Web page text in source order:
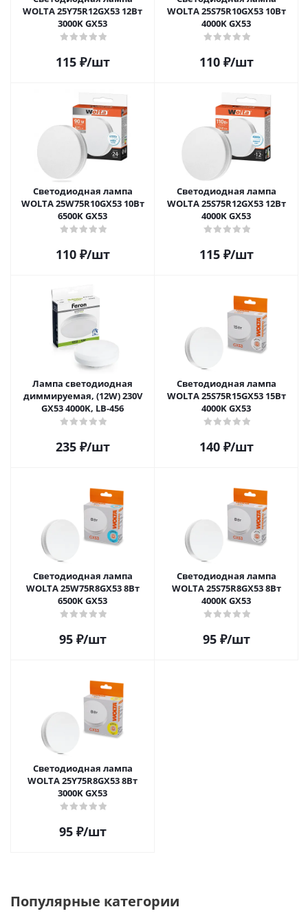
WOLTA 25Y75R12GX53 12Вт
3000K GX53
115₽/шт
WOLTA 25S75R10GX53 10Вт
4000K GX53
110₽/шт
Светодиодная лампа
WOLTA 25W75R10GX53 10Вт
6500K GX53
110₽/шт
Светодиодная лампа
WOLTA 25S75R12GX53 12Вт
4000K GX53
115₽/шт
Лампа светодиодная
диммируемая, (12W) 230V
GX53 4000K, LB-456
235₽/шт
Светодиодная лампа
WOLTA 25S75R15GX53 15Вт
4000K GX53
140₽/шт
Светодиодная лампа
WOLTA 25W75R8GX53 8Вт
6500K GX53
95₽/шт
Светодиодная лампа
WOLTA 25S75R8GX53 8Вт
4000K GX53
95₽/шт
Светодиодная лампа
WOLTA 25Y75R8GX53 8Вт
3000K GX53
95₽/шт
Популярные категории